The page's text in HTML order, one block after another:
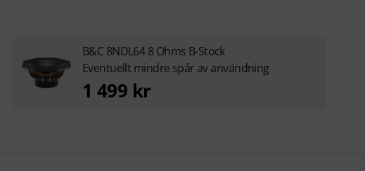
B&C 8NDL64 8 Ohms B-Stock
Eventuellt mindre spår av användning
1 499 kr